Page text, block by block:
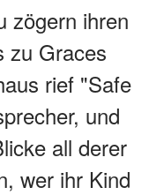
zögern ihren
zu Graces
rief "Safe
und
all derer
wer ihr Kind